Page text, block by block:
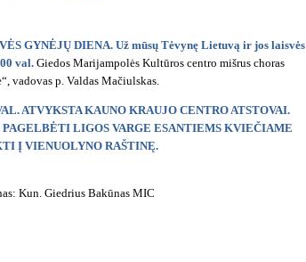
GYNĖJŲ DIENA. Už mūsų Tėvynę Lietuvą ir jos laisvės
val. Giedos Marijampolės Kultūros centro mišrus choras
vadovas p. Valdas Mačiulskas.
ATVYKSTA KAUNO KRAUJO CENTRO ATSTOVAI.
PAGELBĖTI LIGOS VARGE ESANTIEMS KVIEČIAME
Į VIENUOLYNO RAŠTINĘ.
Kun. Giedrius Bakūnas MIC